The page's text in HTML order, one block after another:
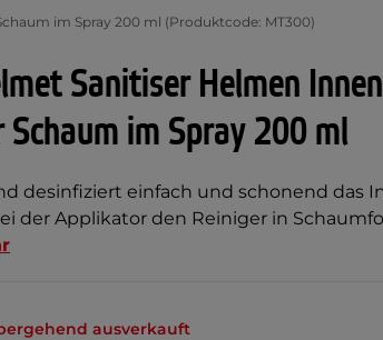
im Spray 200 ml (Produktcode: MT300)
Sanitiser Helmen
Schaum im Spray 200 ml
desinfiziert einfach und schonend das
der Applikator den Reiniger in
ausverkauft